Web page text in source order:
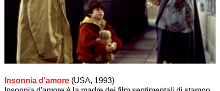
Insonnia d'amore(USA, 1993)